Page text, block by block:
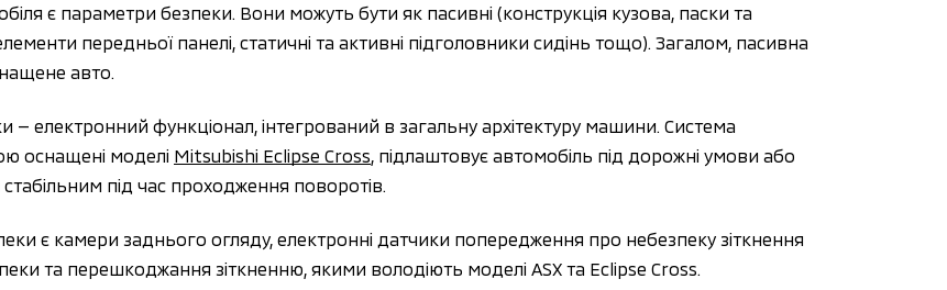
є параметри безпеки. Вони можуть бути як пасивні (конструкція кузова, паски та
передньої панелі, статичні та активні підголовники сидінь тощо). Загалом, пасивна
авто.
електронний функціонал, інтегрований в загальну архітектуру машини. Система
оснащені моделі Mitsubishi Eclipse Cross , підлаштовує автомобіль під дорожні умови або
під час проходження поворотів.
є камери заднього огляду, електронні датчики попередження про небезпеку зіткнення
та перешкоджання зіткненню, якими володіють моделі ASX та Eclipse Cross.